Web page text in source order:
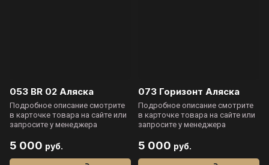
053 BR 02 Аляска
Подробное описание смотрите
в карточке товара на сайте или
запросите у менеджера
5 000 руб.
073 Горизонт Аляска
Подробное описание смотрите
в карточке товара на сайте или
запросите у менеджера
5 000 руб.